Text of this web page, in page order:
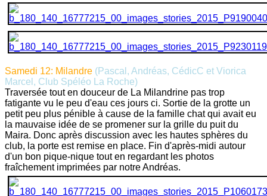
Samedi 12: Milandre (Pascal, Andréas, CédicC et Viorica
Marcel, Club Spéléo La Roche)
Traversée tout en douceur de La Milandrine pas trop
fatigante vu le peu d'eau ces jours ci. Sortie de la grotte un
petit peu plus pénible à cause de la famille chat qui avait eu
la mauvaise idée de se promener sur la grille du puit du
Maira. Donc après discussion avec les hautes sphères du
club, la porte est remise en place. Fin d'après-midi autour
d'un bon pique-nique tout en regardant les photos
fraîchement imprimées par notre Andréas.